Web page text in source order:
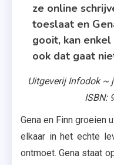
ze online
toeslaat en
gooit, kan enkel
ook dat gaat
Uitgeverij Infodok ~
ISBN:
Gena en Finn groeien
elkaar in het echte
ontmoet. Gena staat